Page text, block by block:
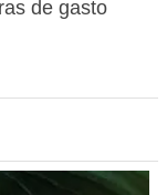
de gasto